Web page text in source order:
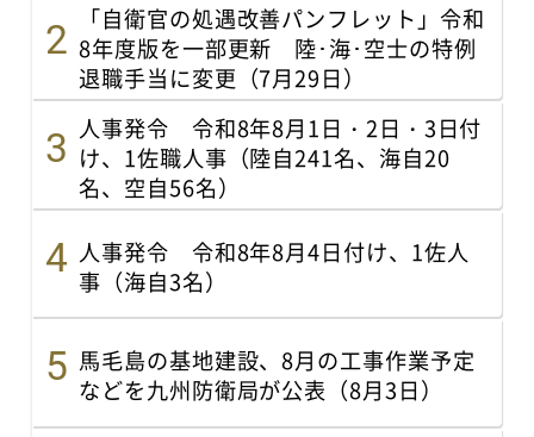
「自衛官の処遇改善パンフレット」令和
8年度版を一部更新 陸･海･空士の特例
退職手当に変更（7月29日）
人事発令 令和8年8月1日・2日・3日付
け、1佐職人事（陸自241名、海自20
名、空自56名）
人事発令 令和8年8月4日付け、1佐人
事（海自3名）
馬毛島の基地建設、8月の工事作業予定
などを九州防衛局が公表（8月3日）